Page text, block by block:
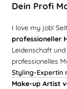
Dein Profi
I love my job!
professioneller
Leidenschaft
professionelles
Styling-Expertin
Make-up Artist